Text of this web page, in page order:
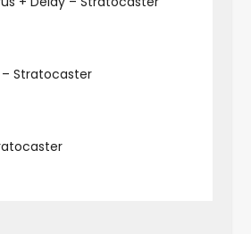
Stratocaster